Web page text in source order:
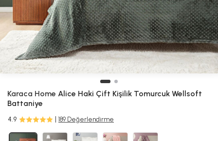
Karaca Home Alice Haki Çift Kişilik Tomurcuk Wellsoft
Battaniye
4.9 189 Değerlendirme